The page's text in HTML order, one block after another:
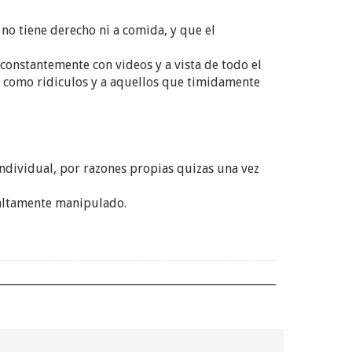
tiene derecho ni a comida, y que el
con videos y a vista de todo el
ridiculos y a aquellos que timidamente
por razones propias quizas una vez
manipulado.